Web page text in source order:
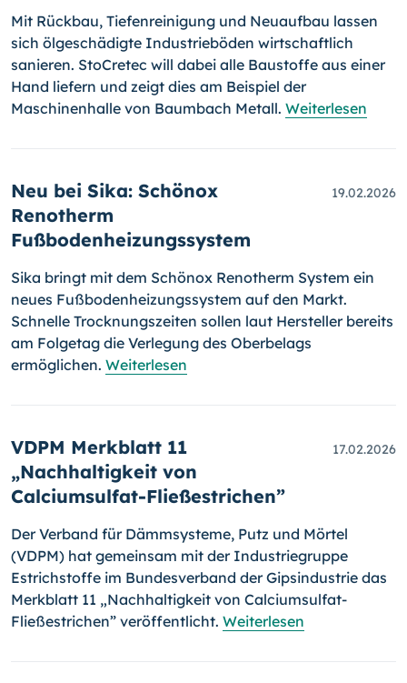
Mit Rückbau, Tiefenreinigung und Neuaufbau lassen
sich ölgeschädigte Industrieböden wirtschaftlich
sanieren. StoCretec will dabei alle Baustoffe aus einer
Hand liefern und zeigt dies am Beispiel der
Maschinenhalle von Baumbach Metall. Weiterlesen
Neu bei Sika: Schönox
Renotherm
Fußbodenheizungssystem
19.02.2026
Sika bringt mit dem Schönox Renotherm System ein
neues Fußboden­heizungssystem auf den Markt.
Schnelle Trocknungszeiten sollen laut Hersteller bereits
am Folgetag die Verlegung des Oberbelags
ermöglichen. Weiterlesen
VDPM Merkblatt 11
„Nachhaltigkeit von
Calciumsulfat-Fließestrichen”
17.02.2026
Der Verband für Dämmsysteme, Putz und Mörtel
(VDPM) hat gemeinsam mit der Industriegruppe
Estrichstoffe im Bundesverband der Gipsindustrie das
Merkblatt 11 „Nachhaltigkeit von Calciumsulfat-
Fließestrichen” veröffentlicht. Weiterlesen